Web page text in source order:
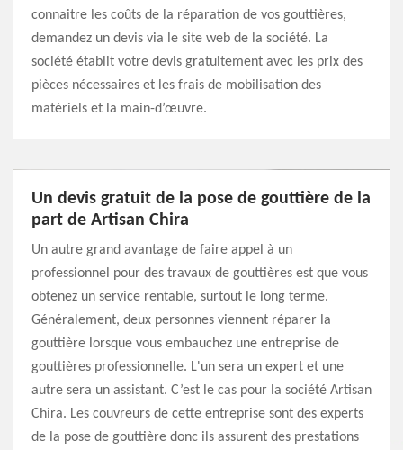
connaitre les coûts de la réparation de vos gouttières,
demandez un devis via le site web de la société. La
société établit votre devis gratuitement avec les prix des
pièces nécessaires et les frais de mobilisation des
matériels et la main-d’œuvre.
Un devis gratuit de la pose de gouttière de la
part de Artisan Chira
Un autre grand avantage de faire appel à un
professionnel pour des travaux de gouttières est que vous
obtenez un service rentable, surtout le long terme.
Généralement, deux personnes viennent réparer la
gouttière lorsque vous embauchez une entreprise de
gouttières professionnelle. L'un sera un expert et une
autre sera un assistant. C’est le cas pour la société Artisan
Chira. Les couvreurs de cette entreprise sont des experts
de la pose de gouttière donc ils assurent des prestations